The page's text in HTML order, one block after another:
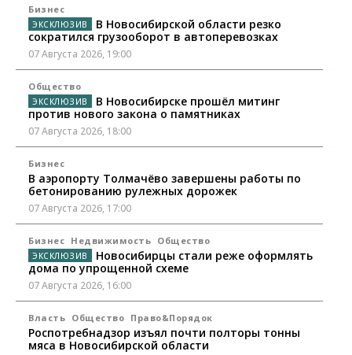
Бизнес
В Новосибирской области резко
сократился грузооборот в автоперевозках
07 Августа 2026, 19:00
Общество
В Новосибирске прошёл митинг
против нового закона о памятниках
07 Августа 2026, 18:00
Бизнес
В аэропорту Толмачёво завершены работы по
бетонированию рулежных дорожек
07 Августа 2026, 17:00
Бизнес Недвижимость Общество
Новосибирцы стали реже оформлять
дома по упрощенной схеме
07 Августа 2026, 16:00
Власть Общество Право&Порядок
Роспотребнадзор изъял почти полторы тонны
мяса в Новосибирской области